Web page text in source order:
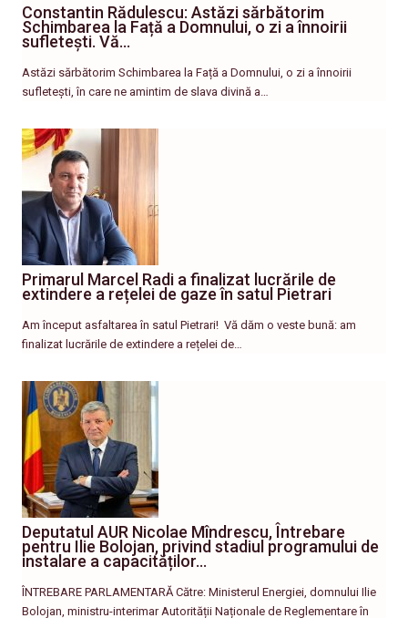
Constantin Rădulescu: Astăzi sărbătorim
Schimbarea la Față a Domnului, o zi a înnoirii
sufletești. Vă…
Astăzi sărbătorim Schimbarea la Față a Domnului, o zi a înnoirii
sufletești, în care ne amintim de slava divină a…
Primarul Marcel Radi a finalizat lucrările de
extindere a rețelei de gaze în satul Pietrari
Am început asfaltarea în satul Pietrari! ​ Vă dăm o veste bună: am
finalizat lucrările de extindere a rețelei de…
Deputatul AUR Nicolae Mîndrescu, Întrebare
pentru Ilie Bolojan, privind stadiul programului de
instalare a capacităților…
ÎNTREBARE PARLAMENTARĂ Către: Ministerul Energiei, domnului Ilie
Bolojan, ministru-interimar Autorității Naționale de Reglementare în